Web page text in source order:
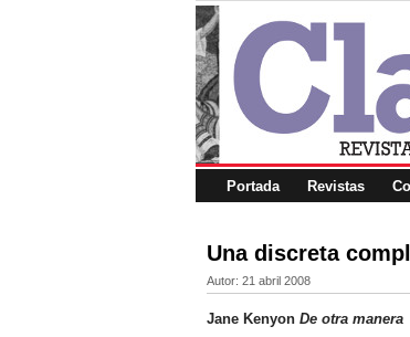
Portada Revistas
Una discreta
Autor: 21 abril 2008
Jane Kenyon De otra manera